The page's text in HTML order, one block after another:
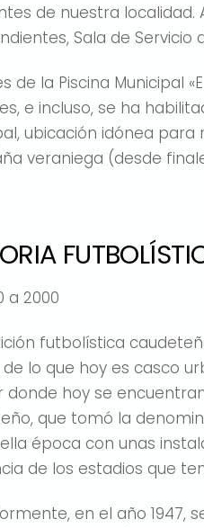
de nuestra
Sala de Servicio
de la Piscina Municipal
e incluso, se ha
ubicación idónea
veraniega (desde
a 2000
futbolística
lo que hoy es casco
donde hoy se
que tomó la
época con unas
de los estadios que
en el año 1947,